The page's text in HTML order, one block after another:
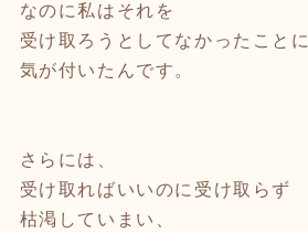
なのに私はそれを
受け取ろうとしてなかったことに
気が付いたんです。
さらには、
受け取ればいいのに受け取らず
枯渇していまい、